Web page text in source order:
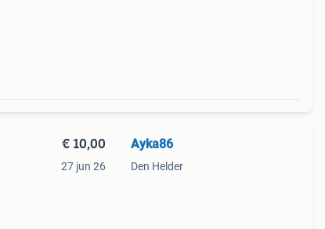
€ 10,00
27 jun 26
Ayka86
Den Helder